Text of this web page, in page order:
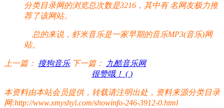
分类目录网的浏览总次数是3216，其中有名网友极力推
荐了该网站。
总的来说，虾米音乐是一家早期的音乐MP3(音乐)网
站。
上一篇： 搜狗音乐 下一篇：
九酷音乐网
很赞哦！ ( )
本资料由本站会员提供，转载请注明出处，资料来源分类目录
网:http://www.xmyshyl.com/showinfo-246-3912-0.html